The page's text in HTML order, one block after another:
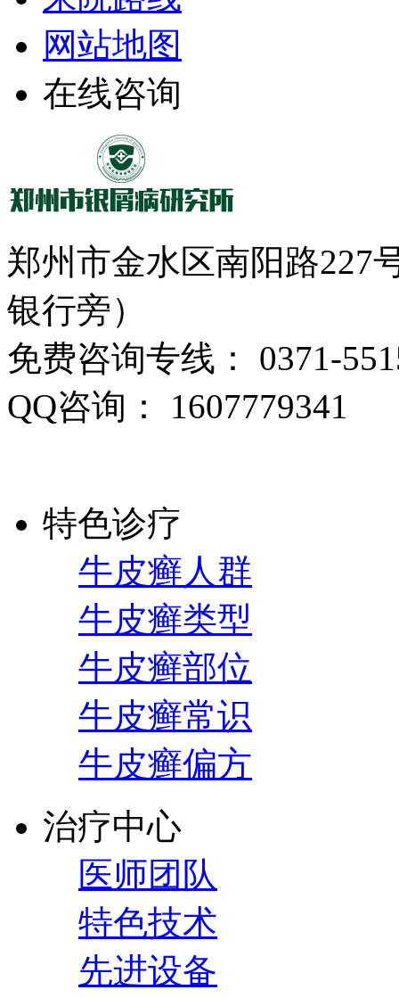
网站地图
在线咨询
郑州市金水区南阳路227
银行旁）
免费咨询专线： 0371-
QQ咨询： 1607779341
特色诊疗
牛皮癣人群
牛皮癣类型
牛皮癣部位
牛皮癣常识
牛皮癣偏方
治疗中心
医师团队
特色技术
先进设备